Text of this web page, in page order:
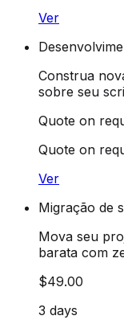
Ver
Construa
sobre seu
Quote on
Quote on
Ver
Migração de
Mova seu
barata com
$49.00
3 days